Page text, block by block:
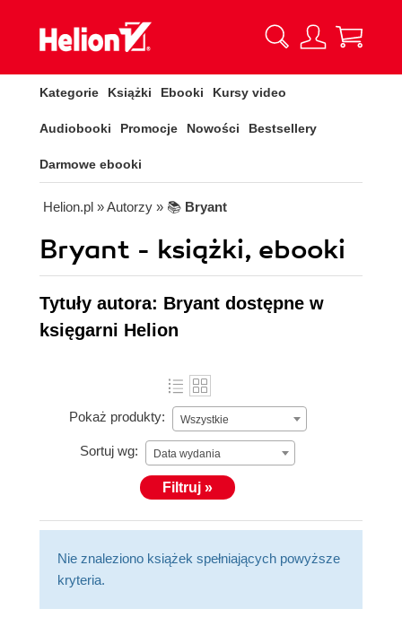
Kategorie Książki Ebooki Kursy video
Audiobooki Promocje Nowości Bestsellery
Darmowe ebooki
Helion.pl » Autorzy » 📚 Bryant
Bryant - książki, ebooki
Tytuły autora: Bryant dostępne w
księgarni Helion
Pokaż produkty: Wszystkie
Sortuj wg: Data wydania
Filtruj »
Nie znaleziono książek spełniających powyższe
kryteria.